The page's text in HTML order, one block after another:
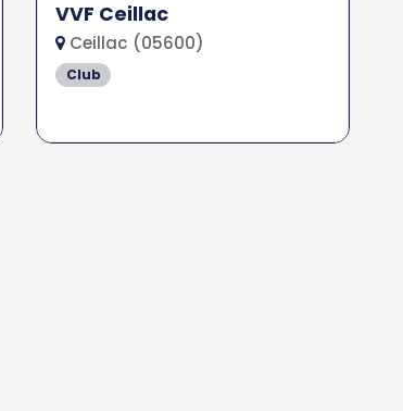
VVF Ceillac
Ceillac (05600)
Club